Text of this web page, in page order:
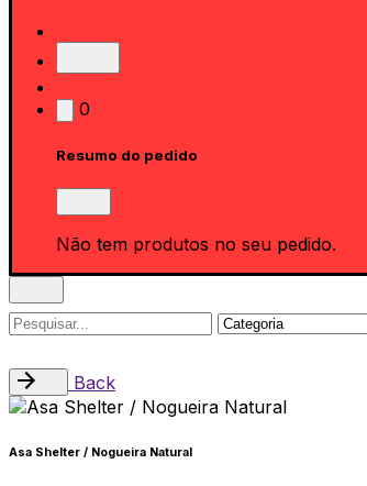
0
Resumo do pedido
Não tem produtos no seu pedido.
Search
for
Back
Asa Shelter / Nogueira Natural